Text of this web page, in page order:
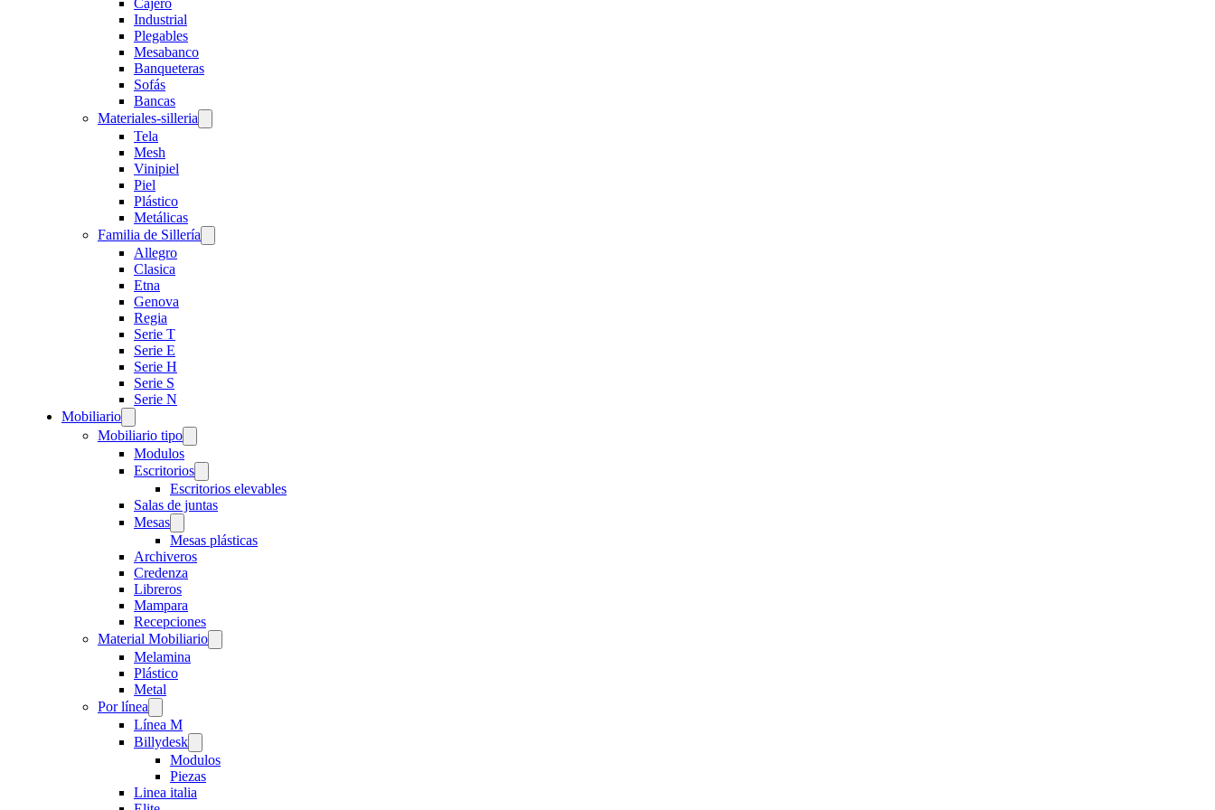
Cajero
Industrial
Plegables
Mesabanco
Banqueteras
Sofás
Bancas
Materiales-silleria
Tela
Mesh
Vinipiel
Piel
Plástico
Metálicas
Familia de Sillería
Allegro
Clasica
Etna
Genova
Regia
Serie T
Serie E
Serie H
Serie S
Serie N
Mobiliario
Mobiliario tipo
Modulos
Escritorios
Escritorios elevables
Salas de juntas
Mesas
Mesas plásticas
Archiveros
Credenza
Libreros
Mampara
Recepciones
Material Mobiliario
Melamina
Plástico
Metal
Por línea
Línea M
Billydesk
Modulos
Piezas
Linea italia